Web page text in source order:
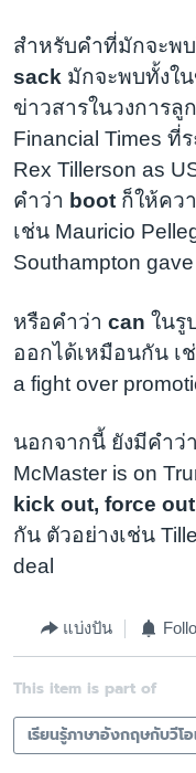
สำหรับคำที่มักจะพ
sack มักจะพบทั้งใ
ข่าวสารในวงการ
Financial Times ที่
Rex Tillerson as
คำว่า boot ก็ให้คว
เช่น Mauricio
Southampton
หรือคำว่า can ในรู
ออกได้เหมือนกัน เ
a fight over
นอกจากนี้ ยังมีคำว่า
McMaster is on
kick out, force out
กัน ตัวอย่างเช่น
deal
แบ่งปัน
This item is part of
เรียนรู้ภาษาอังกฤษกับวีโอ